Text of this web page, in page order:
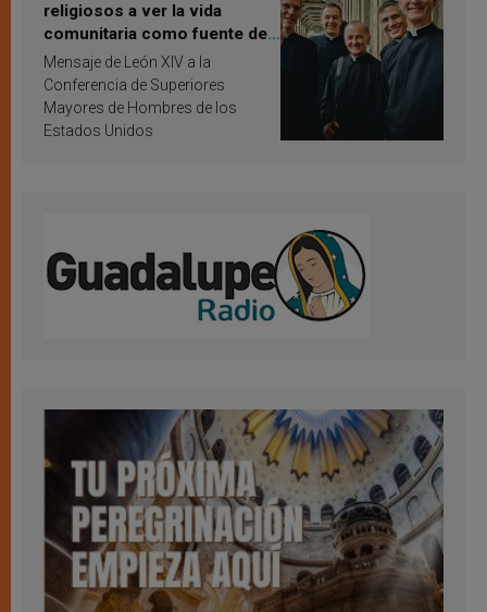
religiosos a ver la vida
comunitaria como fuente de
inspiración y santificación
Mensaje de León XIV a la
Conferencia de Superiores
Mayores de Hombres de los
Estados Unidos